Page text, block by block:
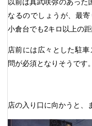
なるのでしょうが、最
小倉台でも2キロ以上の距
店前には広々とした駐
問が必須となりそうです。
店の入り口に向かうと、